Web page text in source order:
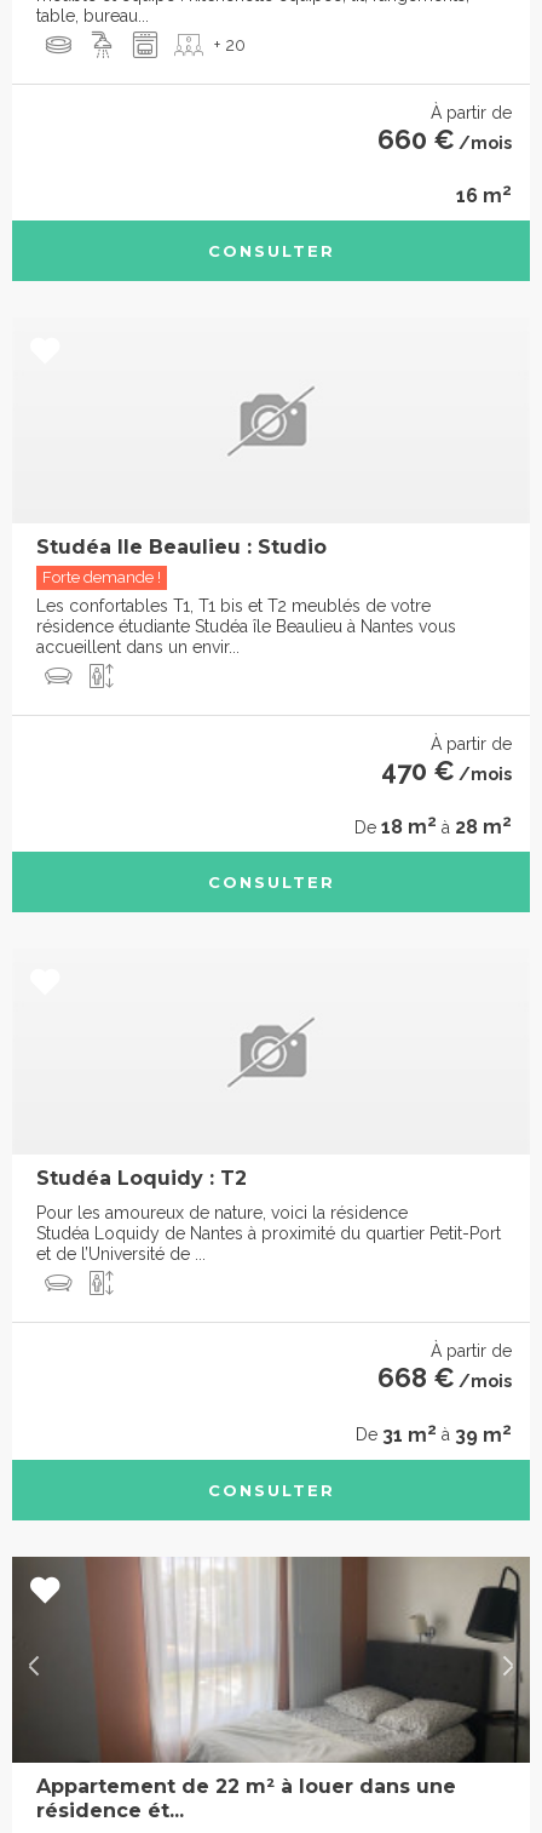
table, bureau...
+ 20
À partir de
660 € /mois
16 m2
CONSULTER
Studéa Ile Beaulieu : Studio
Forte demande !
Les confortables T1, T1 bis et T2 meublés de votre
résidence étudiante Studéa île Beaulieu à Nantes vous
accueillent dans un envir...
À partir de
470 € /mois
De 18 m2 à 28 m2
CONSULTER
Studéa Loquidy : T2
Pour les amoureux de nature, voici la résidence
Studéa Loquidy de Nantes à proximité du quartier Petit-Port
et de l’Université de ...
À partir de
668 € /mois
De 31 m2 à 39 m2
CONSULTER
Appartement de 22 m² à louer dans une
résidence ét...